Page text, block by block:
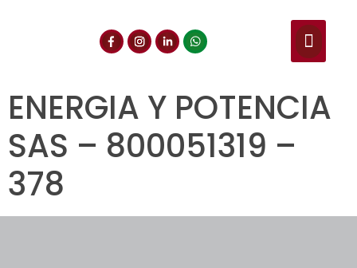
ENERGIA Y POTENCIA
SAS – 800051319 –
378